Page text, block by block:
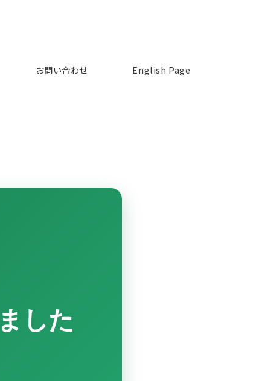
お問い合わせ English Page